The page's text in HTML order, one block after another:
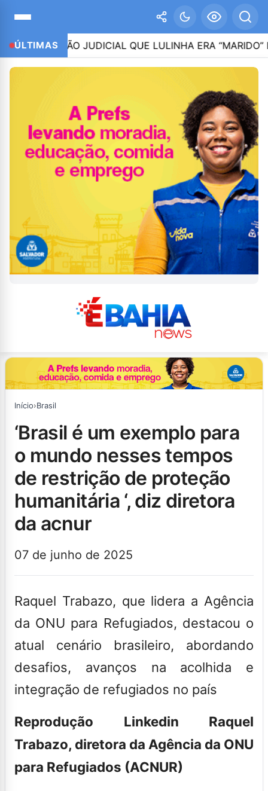
ÚLTIMAS
JUDICIAL QUE LULINHA ERA “MARIDO” DE
Início›Brasil
‘brasil é um exemplo para
o mundo nesses tempos
de restrição de proteção
humanitária ‘, diz diretora
da acnur
07 de junho de 2025
Raquel Trabazo, que lidera a Agência
da ONU para Refugiados, destacou o
atual cenário brasileiro, abordando
desafios, avanços na acolhida e
integração de refugiados no país
Reprodução Linkedin Raquel
Trabazo, diretora da Agência da ONU
para Refugiados (ACNUR)